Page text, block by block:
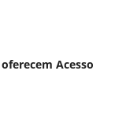
Acesso